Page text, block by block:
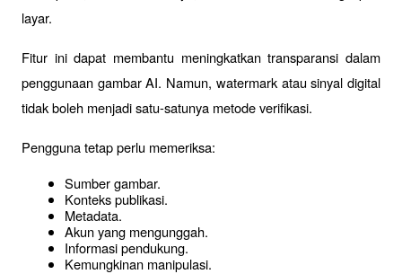
layar.
Fitur ini dapat membantu meningkatkan transparansi dalam
penggunaan gambar AI. Namun, watermark atau sinyal digital
tidak boleh menjadi satu-satunya metode verifikasi.
Pengguna tetap perlu memeriksa:
Sumber gambar.
Konteks publikasi.
Metadata.
Akun yang mengunggah.
Informasi pendukung.
Kemungkinan manipulasi.